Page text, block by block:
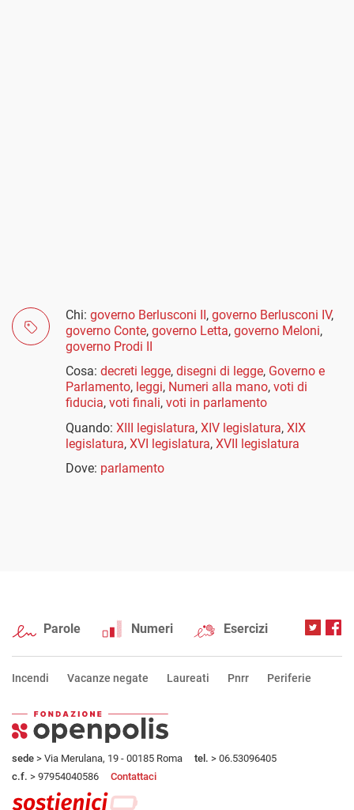
Chi: governo Berlusconi II , governo Berlusconi IV,
governo Conte, governo Letta, governo Meloni,
governo Prodi II
Cosa: decreti legge, disegni di legge, Governo e
Parlamento, leggi, Numeri alla mano, voti di
fiducia, voti finali, voti in parlamento
Quando: XIII legislatura, XIV legislatura, XIX
legislatura, XVI legislatura, XVII legislatura
Dove: parlamento
Parole Numeri Esercizi
Incendi Vacanze negate Laureati Pnrr Periferie
sede > Via Merulana, 19 - 00185 Roma tel. > 06.53096405
c.f. > 97954040586 Contattaci